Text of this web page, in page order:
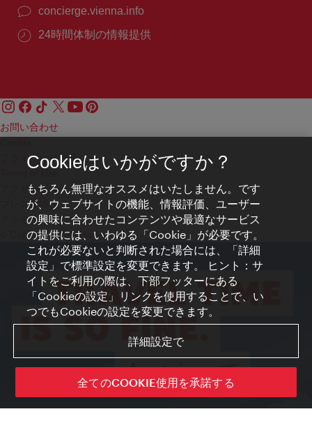
concierge.vienna.info
24時間体制の情報提供
お問い合わせ
プライバシーポリシー
アクセシビリティ
プレス連絡先
クッキーの設定
© Copyright WienTourismus
Cookieはいかがですか？
もちろん無理なオススメはいたしません。です
が、ウェブサイトの機能、情報評価、ユーザー
の興味に合わせたコンテンツや最適なサービス
の提供には、いわゆる「Cookie」が必要です。
これが必要ないと判断された場合には、「詳細
設定」で標準設定を変更できます。 ヒント：サ
イトをご利用の際は、下部フッターにある
「Cookieの設定」リンクを使用することで、い
つでもCookieの設定を変更できます。
詳細設定で
全てのCOOKIE使用を承諾する